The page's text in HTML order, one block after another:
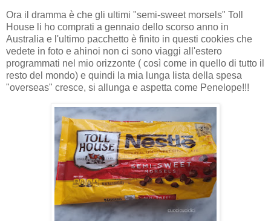
Ora il dramma è che gli ultimi "semi-sweet morsels" Toll
House li ho comprati a gennaio dello scorso anno in
Australia e l'ultimo pacchetto è finito in questi cookies che
vedete in foto e ahinoi non ci sono viaggi all'estero
programmati nel mio orizzonte ( così come in quello di tutto il
resto del mondo) e quindi la mia lunga lista della spesa
"overseas" cresce, si allunga e aspetta come Penelope!!!